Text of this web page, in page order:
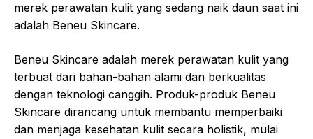
merek perawatan kulit yang sedang naik daun saat ini
adalah Beneu Skincare.
Beneu Skincare adalah merek perawatan kulit yang
terbuat dari bahan-bahan alami dan berkualitas
dengan teknologi canggih. Produk-produk Beneu
Skincare dirancang untuk membantu memperbaiki
dan menjaga kesehatan kulit secara holistik, mulai